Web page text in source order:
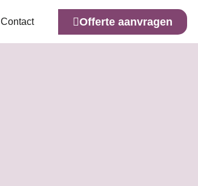
Contact Offerte aanvragen